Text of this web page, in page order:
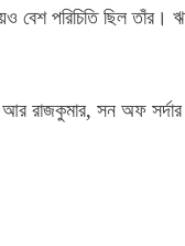
পরিচিতি ছিল তাঁর।
আর রাজকুমার, সন অফ